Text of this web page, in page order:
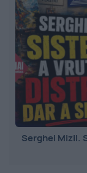
Serghei Mizil.